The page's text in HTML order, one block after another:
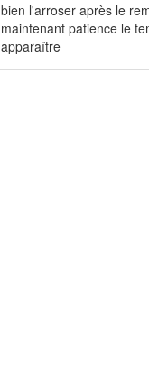
bien l'arroser après le
maintenant patience le
apparaître